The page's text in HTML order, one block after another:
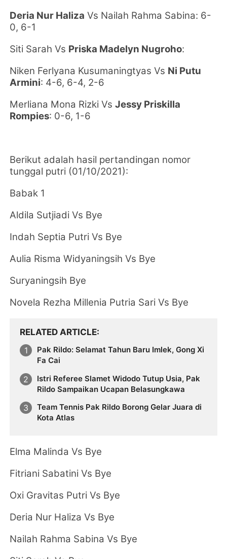
Deria Nur Haliza Vs Nailah Rahma Sabina: 6-
0, 6-1
Siti Sarah Vs Priska Madelyn Nugroho:
Niken Ferlyana Kusumaningtyas Vs Ni Putu
Armini: 4-6, 6-4, 2-6
Merliana Mona Rizki VsJessy Priskilla
Rompies: 0-6, 1-6
Berikut adalah hasil pertandingan nomor
tunggal putri (01/10/2021):
Babak 1
Aldila Sutjiadi Vs Bye
Indah Septia Putri Vs Bye
Aulia Risma Widyaningsih Vs Bye
Suryaningsih Bye
Novela Rezha Millenia Putria Sari Vs Bye
RELATED ARTICLE
Pak Rildo: Selamat Tahun Baru Imlek, Gong Xi
Fa Cai
Istri Referee Slamet Widodo Tutup Usia, Pak
Rildo Sampaikan Ucapan Belasungkawa
Team Tennis Pak Rildo Borong Gelar Juara di
Kota Atlas
Elma Malinda Vs Bye
Fitriani Sabatini Vs Bye
Oxi Gravitas Putri Vs Bye
Deria Nur Haliza Vs Bye
Nailah Rahma Sabina Vs Bye